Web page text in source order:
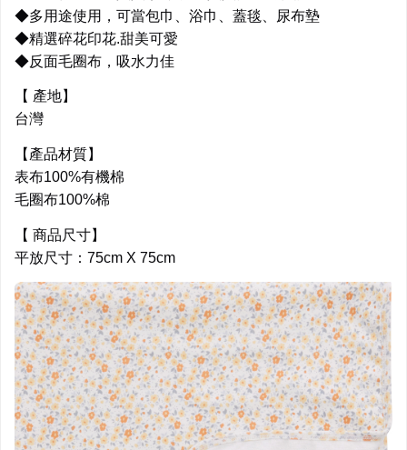
◆多用途使用，可當包巾、浴巾、蓋毯、尿布墊
◆精選碎花印花.甜美可愛
◆反面毛圈布，吸水力佳
【 產地】
台灣
【產品材質】
表布100%有機棉
毛圈布100%棉
【 商品尺寸】
平放尺寸：75cm X 75cm